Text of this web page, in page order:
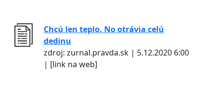
Chcú len teplo. No otrávia celú
dedinu
zdroj: zurnal.pravda.sk | 5.12.2020 6:00
| [link na web]